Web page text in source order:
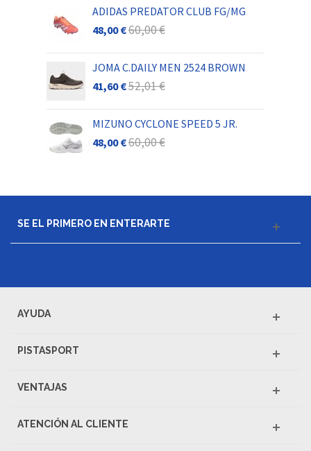
ADIDAS PREDATOR CLUB FG/MG
48,00 €60,00 €
JOMA C.DAILY MEN 2524 BROWN
41,60 €52,01 €
MIZUNO CYCLONE SPEED 5 JR.
48,00 €60,00 €
SE EL PRIMERO EN ENTERARTE
AYUDA
PISTASPORT
VENTAJAS
ATENCIÓN AL CLIENTE